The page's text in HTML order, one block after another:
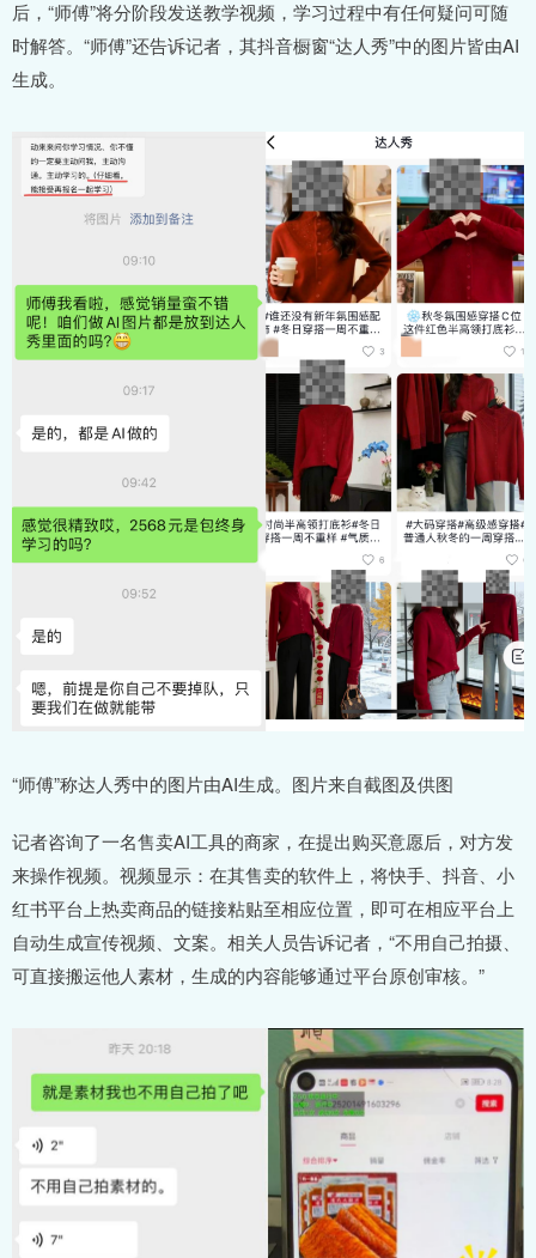
后，“师傅”将分阶段发送教学视频，学习过程中有任何疑问可随
时解答。“师傅”还告诉记者，其抖音橱窗“达人秀”中的图片皆由AI
生成。
“师傅”称达人秀中的图片由AI生成。图片来自截图及供图
记者咨询了一名售卖AI工具的商家，在提出购买意愿后，对方发
来操作视频。视频显示：在其售卖的软件上，将快手、抖音、小
红书平台上热卖商品的链接粘贴至相应位置，即可在相应平台上
自动生成宣传视频、文案。相关人员告诉记者，“不用自己拍摄、
可直接搬运他人素材，生成的内容能够通过平台原创审核。”